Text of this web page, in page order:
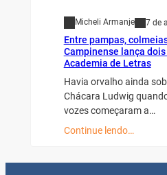
Micheli Armanje 7 de
Entre pampas,
Campinense lança
Academia de Letras
Havia orvalho ainda
Chácara Ludwig
vozes começaram a…
Continue lendo…